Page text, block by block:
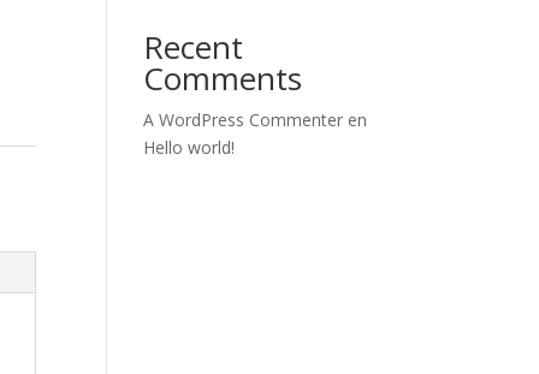
Recent
Comments
A WordPress Commenter en
Hello world!